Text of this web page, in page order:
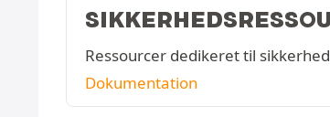
Ressourcer dedikeret til
Dokumentation